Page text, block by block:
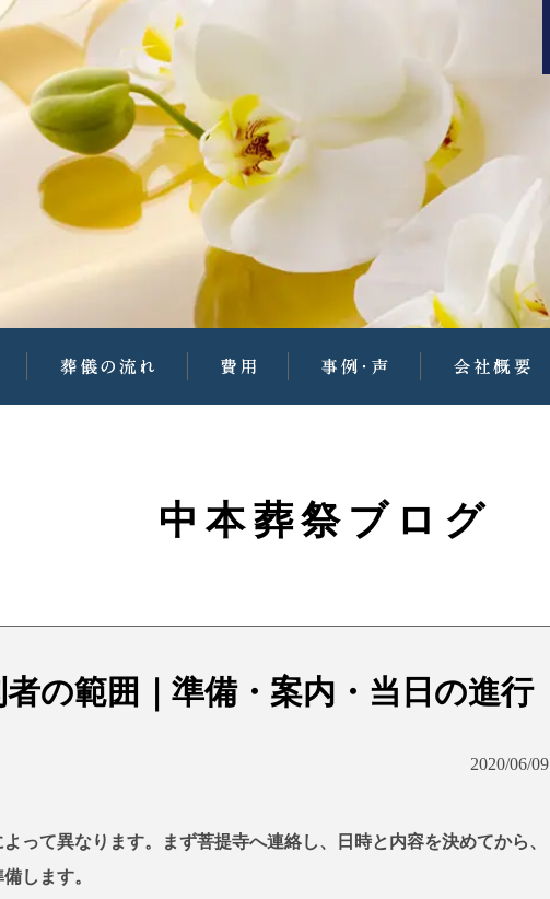
中本葬祭ブログ
の範囲｜準備・案内・当日の進行
2020/06/09
って異なります。まず菩提寺へ連絡し、日時と内容を決めてから、
します。